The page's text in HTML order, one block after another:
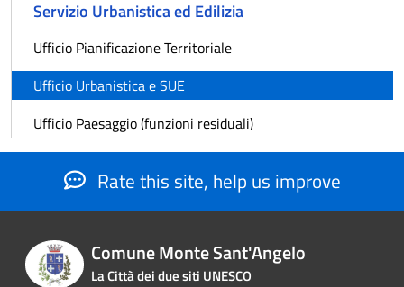
Servizio Urbanistica ed Edilizia
Ufficio Pianificazione Territoriale
Ufficio Urbanistica e SUE
Ufficio Paesaggio (funzioni residuali)
Rate this site, help us improve
Comune Monte Sant'Angelo
La Città dei due siti UNESCO